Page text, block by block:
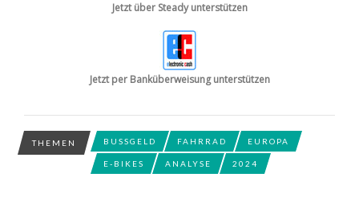
Jetzt über Steady unterstützen
Jetzt per Banküberweisung unterstützen
THEMEN BUSSGELD FAHRRAD EUROPA
E-BIKES ANALYSE 2024